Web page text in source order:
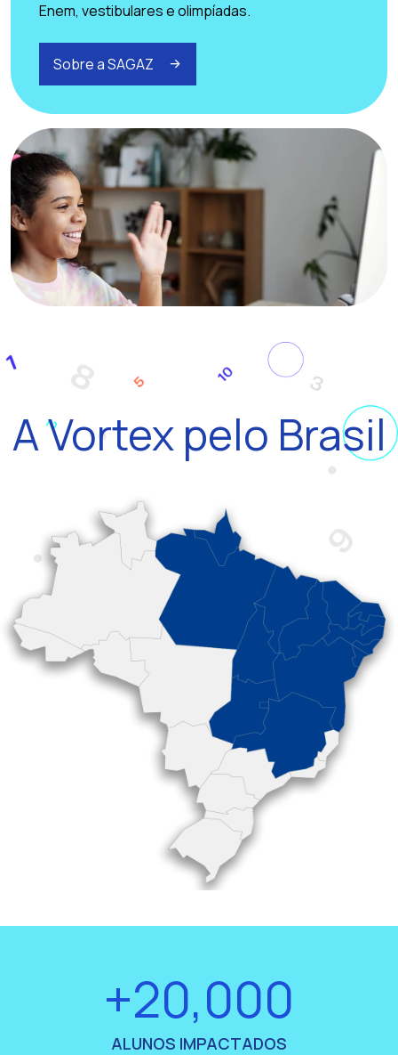
Enem, vestibulares e olimpíadas.
Sobre a SAGAZ
A Vortex pelo Brasil
+20,000
ALUNOS IMPACTADOS